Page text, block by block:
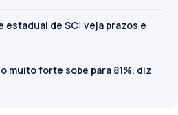
estadual de SC: veja prazos e
muito forte sobe para 81%, diz